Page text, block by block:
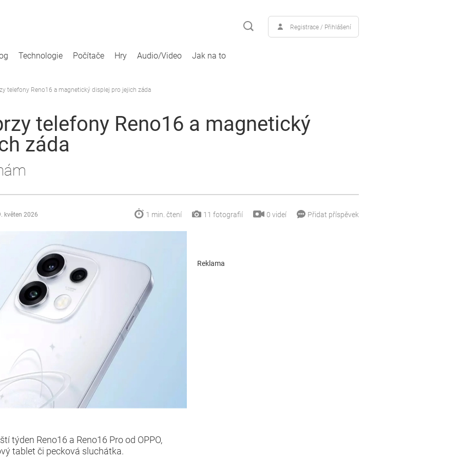
Registrace / Přihlášení
Technologie Počítače Hry Audio/Video Jak na to
telefony Reno16 a magnetický displej pro jejich záda
telefony Reno16 a magnetický
záda
květen 2026 1 min. čtení 11 fotografií 0 videí Přidat příspěvek
týden Reno16 a Reno16 Pro od OPPO,
tablet či pecková sluchátka.
Reklama